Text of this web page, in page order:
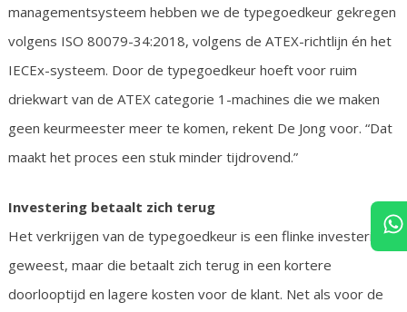
managementsysteem hebben we de typegoedkeur gekregen
volgens ISO 80079-34:2018, volgens de ATEX-richtlijn én het
IECEx-systeem. Door de typegoedkeur hoeft voor ruim
driekwart van de ATEX categorie 1-machines die we maken
geen keurmeester meer te komen, rekent De Jong voor. “Dat
maakt het proces een stuk minder tijdrovend.”
Investering betaalt zich terug
Het verkrijgen van de typegoedkeur is een flinke investering
geweest, maar die betaalt zich terug in een kortere
doorlooptijd en lagere kosten voor de klant. Net als voor de